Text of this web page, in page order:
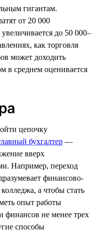
гигантам.
от 20 000
увеличивается до 50 000–
как торговля
может доходить
в среднем оценивается
цепочку
бухгалтер —
вверх
Например, переход
финансово-
а чтобы стать
опыт работы
финансов не менее трех
способы